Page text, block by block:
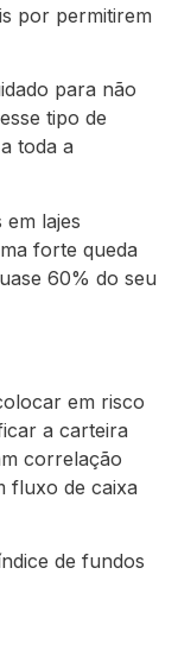
por permitirem
para não
tipo de
toda a
em lajes
forte queda
60% do seu
em risco
a carteira
correlação
fluxo de caixa
de fundos